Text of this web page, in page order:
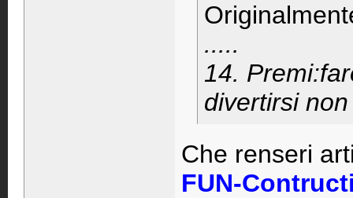
.....
14.
divertirsi
Che renseri
FUN-